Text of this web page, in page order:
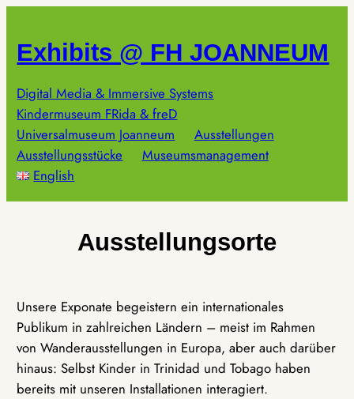
springen
Exhibits @ FH JOANNEUM
Digital Media & Immersive Systems
Kindermuseum FRida & freD
Universalmuseum Joanneum
Ausstellungen
Ausstellungsstücke
Museumsmanagement
English
Ausstellungsorte
Unsere Exponate begeistern ein internationales
Publikum in zahlreichen Ländern – meist im Rahmen
von Wanderausstellungen in Europa, aber auch darüber
hinaus: Selbst Kinder in Trinidad und Tobago haben
bereits mit unseren Installationen interagiert.